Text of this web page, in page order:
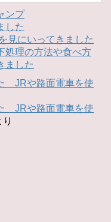
ンプ
した
見にいってきました
処理の方法や食べ方
ました
JRや路面電車を使
JRや路面電車を使
り